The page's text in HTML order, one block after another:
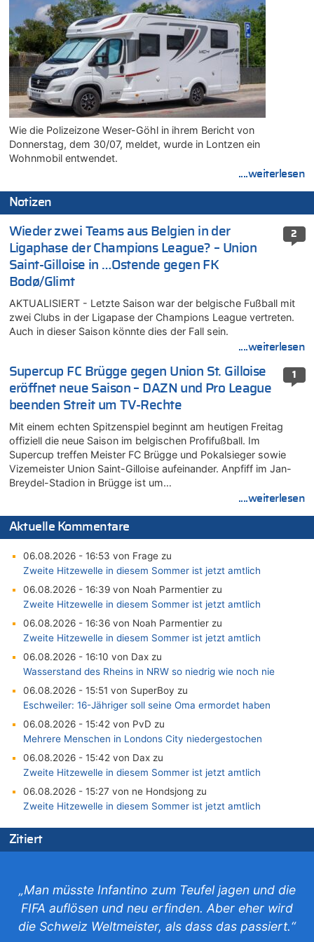
Wie die Polizeizone Weser-Göhl in ihrem Bericht von
Donnerstag, dem 30/07, meldet, wurde in Lontzen ein
Wohnmobil entwendet.
....weiterlesen
Notizen
2
Wieder zwei Teams aus Belgien in der
Ligaphase der Champions League? – Union
Saint-Gilloise in …Ostende gegen FK
Bodø/Glimt
AKTUALISIERT - Letzte Saison war der belgische Fußball mit
zwei Clubs in der Ligapase der Champions League vertreten.
Auch in dieser Saison könnte dies der Fall sein.
....weiterlesen
1
Supercup FC Brügge gegen Union St. Gilloise
eröffnet neue Saison – DAZN und Pro League
beenden Streit um TV-Rechte
Mit einem echten Spitzenspiel beginnt am heutigen Freitag
offiziell die neue Saison im belgischen Profifußball. Im
Supercup treffen Meister FC Brügge und Pokalsieger sowie
Vizemeister Union Saint-Gilloise aufeinander. Anpfiff im Jan-
Breydel-Stadion in Brügge ist um…
....weiterlesen
Aktuelle Kommentare
06.08.2026 - 16:53 von Frage zu
Zweite Hitzewelle in diesem Sommer ist jetzt amtlich
06.08.2026 - 16:39 von Noah Parmentier zu
Zweite Hitzewelle in diesem Sommer ist jetzt amtlich
06.08.2026 - 16:36 von Noah Parmentier zu
Zweite Hitzewelle in diesem Sommer ist jetzt amtlich
06.08.2026 - 16:10 von Dax zu
Wasserstand des Rheins in NRW so niedrig wie noch nie
06.08.2026 - 15:51 von SuperBoy zu
Eschweiler: 16-Jähriger soll seine Oma ermordet haben
06.08.2026 - 15:42 von PvD zu
Mehrere Menschen in Londons City niedergestochen
06.08.2026 - 15:42 von Dax zu
Zweite Hitzewelle in diesem Sommer ist jetzt amtlich
06.08.2026 - 15:27 von ne Hondsjong zu
Zweite Hitzewelle in diesem Sommer ist jetzt amtlich
06.08.2026 - 14:57 von Hugo Egon Bernhard von Sinnen zu
Zweite Hitzewelle in diesem Sommer ist jetzt amtlich
06.08.2026 - 14:46 von Hugo Egon Bernhard von Sinnen zu
Frau hörte Stimmen aus Haus des verstorbenen Nachbarn
06.08.2026 - 14:44 von Coralie zu
Zitiert
„Man müsste Infantino zum Teufel jagen und die
FIFA auflösen und neu erfinden. Aber eher wird
die Schweiz Weltmeister, als dass das passiert.“